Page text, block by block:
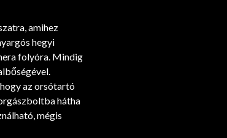
amihez
hegyi
folyóra. Mindig
az orsótartó
hátha
mégis